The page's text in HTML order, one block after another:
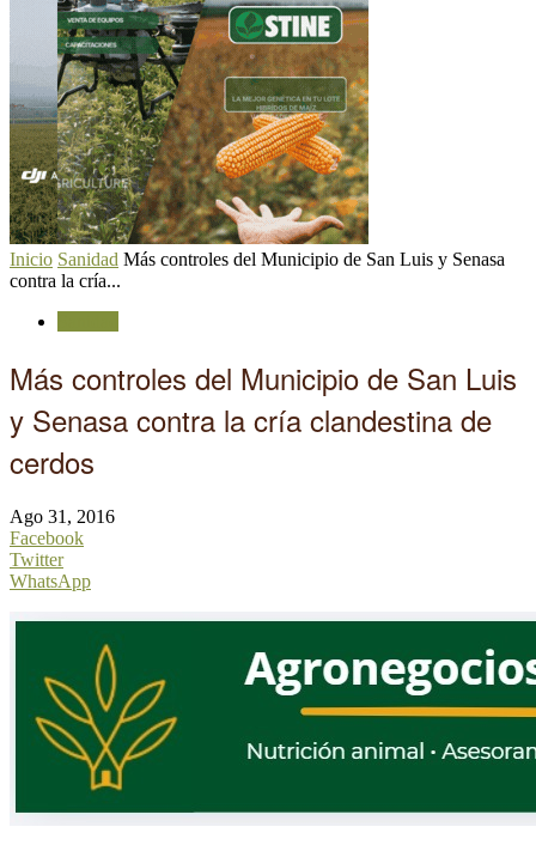
Inicio Sanidad Más controles del Municipio de San Luis y Senasa
contra la cría...
Más controles del Municipio de San Luis
y Senasa contra la cría clandestina de
cerdos
Ago 31, 2016
Facebook
Twitter
WhatsApp